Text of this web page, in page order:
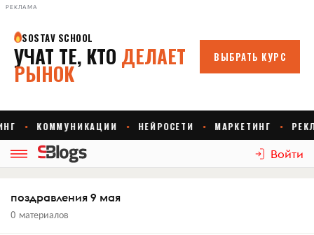
РЕКЛАМА
Войти
поздравления 9 мая
0 материалов